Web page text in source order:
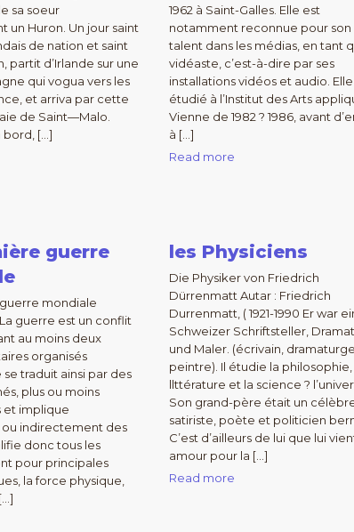
sa soeur
un Huron. Un jour saint
de nation et saint
partit d’Irlande sur une
qui vogua vers les
et arriva par cette
de Saint—Malo.
bord, […]
1962 à Saint-Galles. Elle est
notamment reconnue pour son
talent dans les médias, en tant
vidéaste, c’est-à-dire par ses
installations vidéos et audio. Elle
étudié à l’Institut des Arts
Vienne de 1982 ? 1986, avant
à […]
Read more
guerre
mondiale
guerre est un conflit
au moins deux
organisés
se traduit ainsi par des
plus ou moins
et implique
indirectement des
donc tous les
pour principales
la force physique,
les Physiciens
Die Physiker von Friedrich
Dürrenmatt Autar : Friedrich
Durrenmatt, ( 1921-1990 Er war
Schweizer Schriftsteller,
und Maler. (écrivain,
peintre). Il étudie la philosophie,
llttérature et la science ?
Son grand-père était un
satiriste, poète et politicien
C’est d’ailleurs de lui que lui
amour pour la […]
Read more